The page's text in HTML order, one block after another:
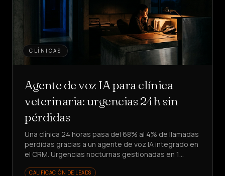
CLÍNICAS
Agente de voz IA para clínica
veterinaria: urgencias 24h sin
pérdidas
Una clínica 24 horas pasa del 68% al 4% de llamadas
perdidas gracias a un agente de voz IA integrado en
el CRM. Urgencias nocturnas gestionadas en 1
CALIFICACIÓN DE LEADS